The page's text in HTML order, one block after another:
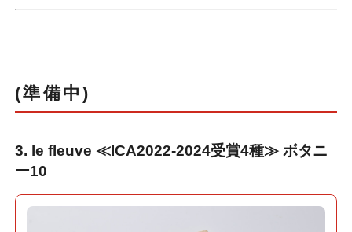
(準備中)
3. le fleuve ≪ICA2022-2024受賞4種≫ ボタニ
ー10